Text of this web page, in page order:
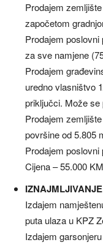
Prodajem
započetom
Prodajem
za sve namjene
Prodajem
uredno vlasništvo
priključci. Može se
Prodajem
površine od 5.805
Prodajem
Cijena – 55.000
IZNAJMLJIVANJE
Izdajem
puta ulaza u KPZ
Izdajem